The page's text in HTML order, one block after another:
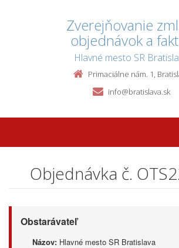
Zverejňovanie
objednávok a
Hlavné mesto SR
Primaciálne nám. 1,
info@bratislava.sk
Objednávka č.
Obstarávateľ
Názov: Hlavné mesto SR Bratislava